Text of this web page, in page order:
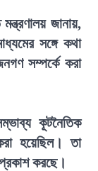
জানায়,
সঙ্গে কথা
সম্পর্কে করা
কূটনৈতিক
হয়েছিল। তা
প্রকাশ করছে।